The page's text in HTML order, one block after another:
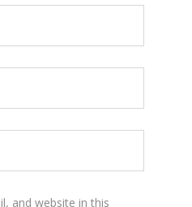
and website in this